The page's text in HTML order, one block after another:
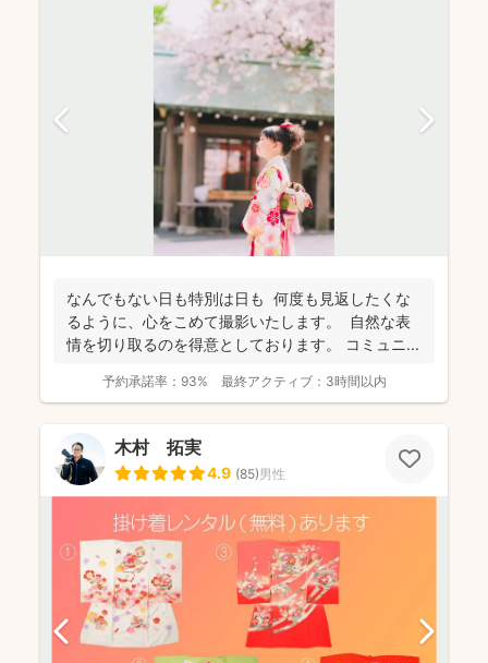
なんでもない日も特別は日も 何度も見返したくな
るように、心をこめて撮影いたします。 自然な表
情を切り取るのを得意としております。 コミュニ...
予約承諾率： 93% 最終アクティブ： 3時間以内
木村 拓実
4.9 (85)男性